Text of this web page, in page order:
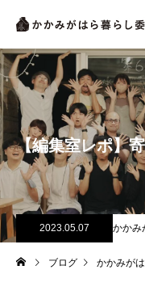
【編集室レポ】
2023.05.07 かかみ
ブログ かかみが